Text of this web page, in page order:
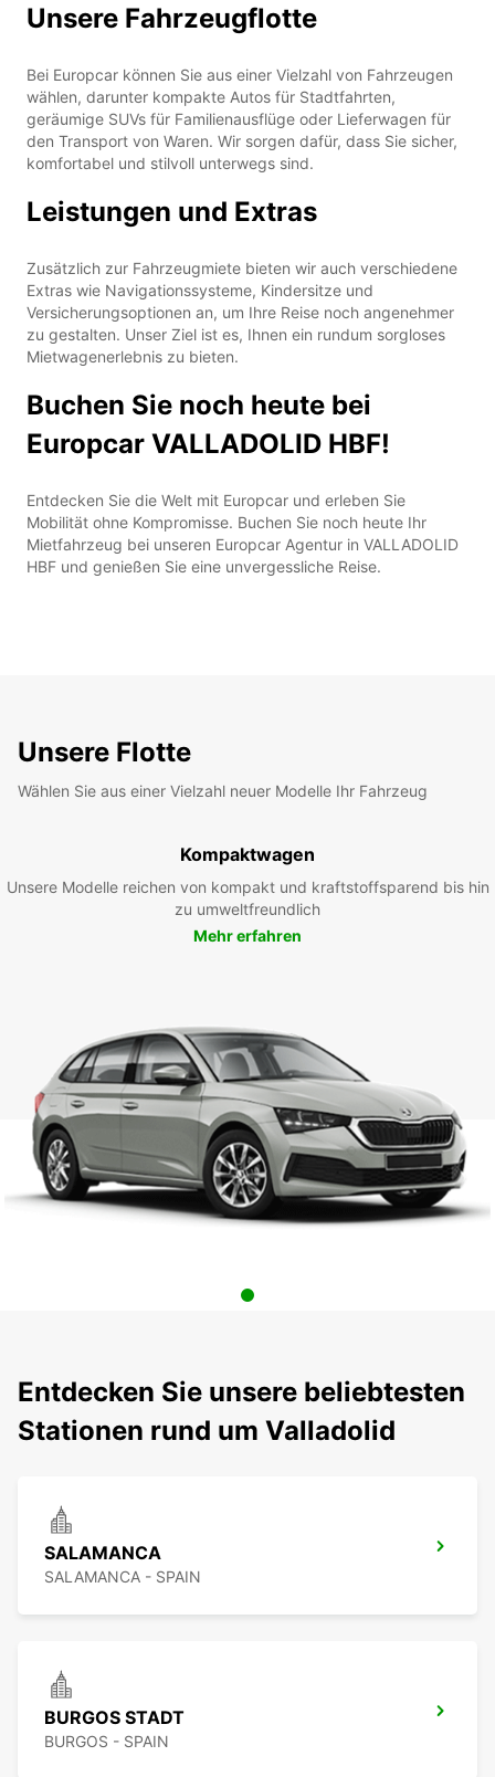
Unsere Fahrzeugflotte
Bei Europcar können Sie aus einer Vielzahl von Fahrzeugen
wählen, darunter kompakte Autos für Stadtfahrten,
geräumige SUVs für Familienausflüge oder Lieferwagen für
den Transport von Waren. Wir sorgen dafür, dass Sie sicher,
komfortabel und stilvoll unterwegs sind.
Leistungen und Extras
Zusätzlich zur Fahrzeugmiete bieten wir auch verschiedene
Extras wie Navigationssysteme, Kindersitze und
Versicherungsoptionen an, um Ihre Reise noch angenehmer
zu gestalten. Unser Ziel ist es, Ihnen ein rundum sorgloses
Mietwagenerlebnis zu bieten.
Buchen Sie noch heute bei
Europcar VALLADOLID HBF!
Entdecken Sie die Welt mit Europcar und erleben Sie
Mobilität ohne Kompromisse. Buchen Sie noch heute Ihr
Mietfahrzeug bei unseren Europcar Agentur in VALLADOLID
HBF und genießen Sie eine unvergessliche Reise.
Unsere Flotte
Wählen Sie aus einer Vielzahl neuer Modelle Ihr Fahrzeug
Kompaktwagen
Unsere Modelle reichen von kompakt und kraftstoffsparend bis hin
zu umweltfreundlich
Mehr erfahren
Entdecken Sie unsere beliebtesten
Stationen rund um Valladolid
SALAMANCA
SALAMANCA - SPAIN
BURGOS STADT
BURGOS - SPAIN